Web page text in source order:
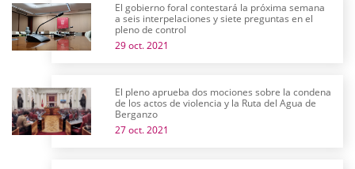
El gobierno foral contestará la próxima semana
a seis interpelaciones y siete preguntas en el
pleno de control
29 oct. 2021
El pleno aprueba dos mociones sobre la condena
de los actos de violencia y la Ruta del Agua de
Berganzo
27 oct. 2021